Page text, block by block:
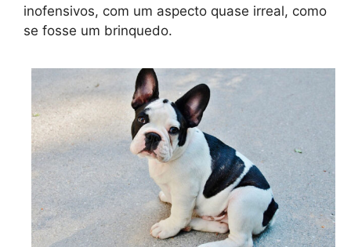
inofensivos, com um aspecto quase irreal, como
se fosse um brinquedo.